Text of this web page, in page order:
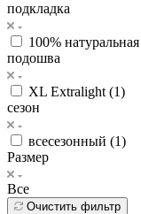
подкладка
100%
подошва
XL Extralight (1)
сезон
всесезонный (1)
Размер
Все
Очистить фильтр